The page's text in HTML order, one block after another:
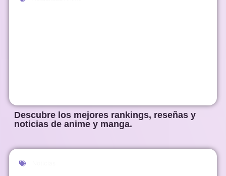
Descubre los mejores rankings, reseñas y
noticias de anime y manga.